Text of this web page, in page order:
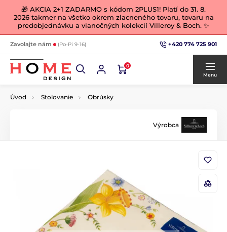
🎁 AKCIA 2+1 ZADARMO s kódom 2PLUS1! Platí do 31. 8.
2026 takmer na všetko okrem zlacneného tovaru, tovaru na
predobjednávku a vianočných kolekcií Villeroy & Boch. ✨
Zavolajte nám (Po-Pi 9-16) +420 774 725 901
0
Menu
Úvod Stolovanie Obrúsky
Výrobca